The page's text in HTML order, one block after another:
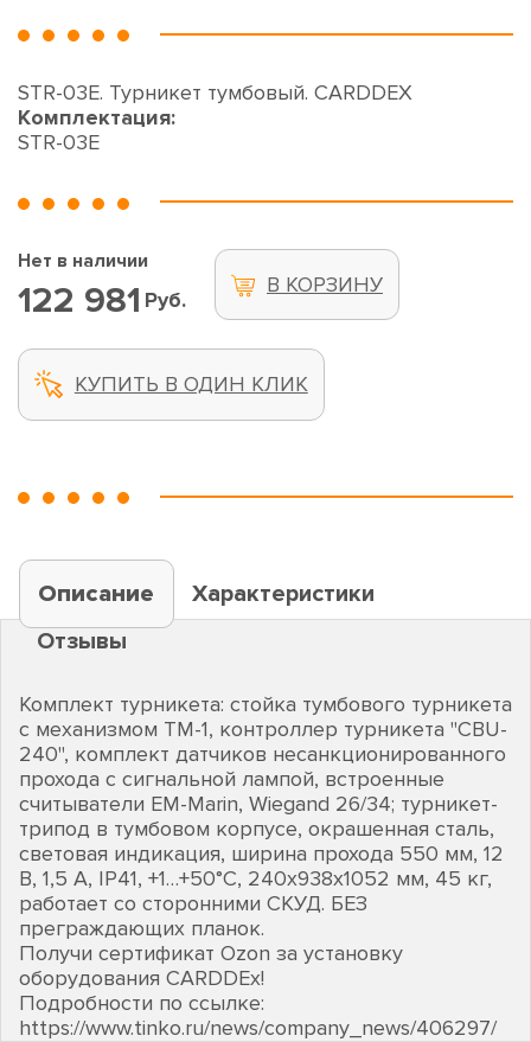
STR-03E. Турникет тумбовый. CARDDEX
Комплектация:
STR-03E
Нет в наличии
122 981 Руб.
В КОРЗИНУ
КУПИТЬ В ОДИН КЛИК
Описание
Характеристики
Отзывы
Комплект турникета: стойка тумбового турникета
с механизмом ТМ-1, контроллер турникета "CBU-
240", комплект датчиков несанкционированного
прохода с сигнальной лампой, встроенные
считыватели EM-Marin, Wiegand 26/34; турникет-
трипод в тумбовом корпусе, окрашенная сталь,
световая индикация, ширина прохода 550 мм, 12
В, 1,5 А, IP41, +1…+50°C, 240х938х1052 мм, 45 кг,
работает со сторонними СКУД. БЕЗ
преграждающих планок.
Получи сертификат Ozon за установку
оборудования CARDDEх!
Подробности по ссылке:
https://www.tinko.ru/news/company_news/406297/